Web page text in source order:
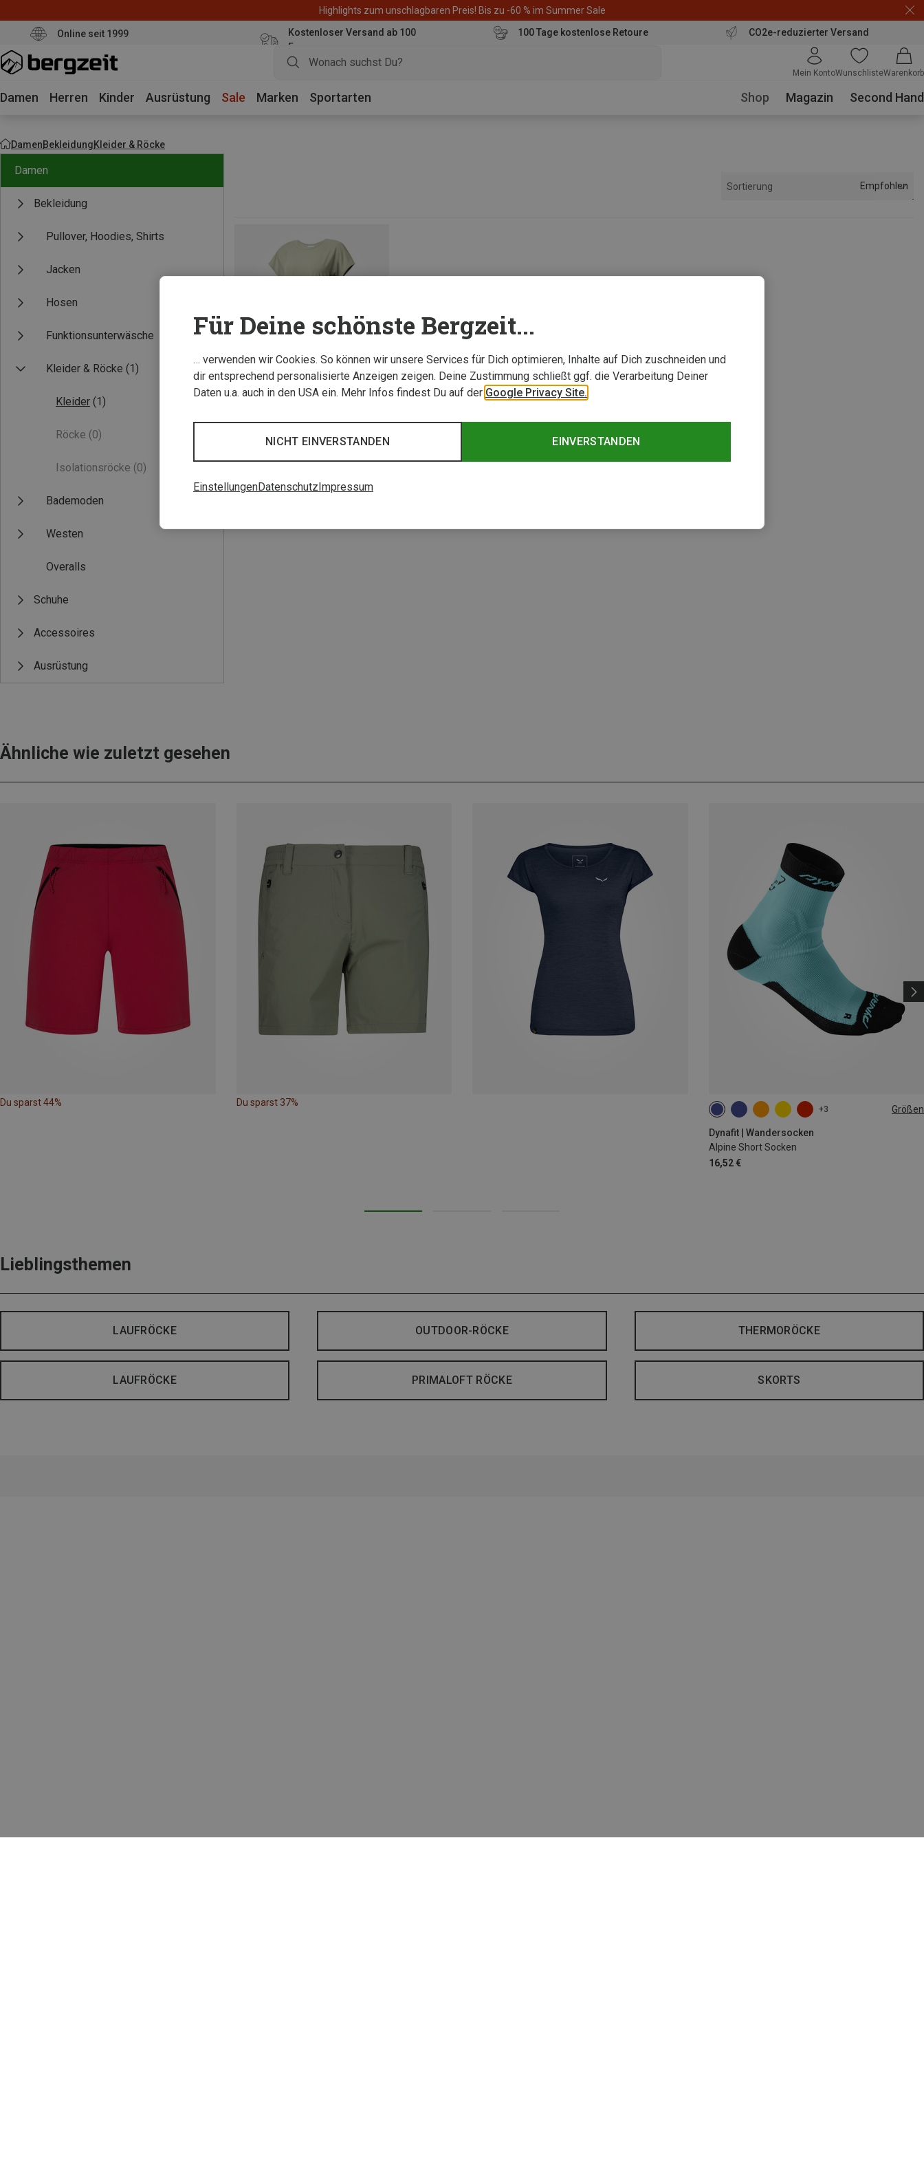
Highlights zum unschlagbaren Preis! Bis zu -60 % im Summer Sale
Online seit 1999
Kostenloser Versand ab 100
Euro
100 Tage kostenlose Retoure CO2e-reduzierter Versand
Mein KontoWunschlisteWarenkorb
Damen Herren Kinder Ausrüstung Sale Marken Sportarten Shop Magazin Second Hand
DamenBekleidungKleider & Röcke
Damen
Bekleidung
Pullover, Hoodies, Shirts
Jacken
Hosen
Funktionsunterwäsche
Kleider & Röcke (1)
Kleider (1)
Röcke (0)
Isolationsröcke (0)
Bademoden
Westen
Overalls
Schuhe
Accessoires
Ausrüstung
Sortierung Empfohlen
Du sparst 34%
Ähnliche wie zuletzt gesehen
Du sparst 44% Du sparst 37%
+3 Größen
Dynafit | Wandersocken
Alpine Short Socken
16,52 €
35|36|37|38 39|40|41|42
Lieblingsthemen
LAUFRÖCKE OUTDOOR-RÖCKE THERMORÖCKE
LAUFRÖCKE PRIMALOFT RÖCKE SKORTS
Für Deine schönste Bergzeit...
… verwenden wir Cookies. So können wir unsere Services für Dich optimieren, Inhalte auf Dich zuschneiden und
dir entsprechend personalisierte Anzeigen zeigen. Deine Zustimmung schließt ggf. die Verarbeitung Deiner
Daten u.a. auch in den USA ein. Mehr Infos findest Du auf der Google Privacy Site.
EINVERSTANDEN
NICHT EINVERSTANDEN
EinstellungenDatenschutzImpressum